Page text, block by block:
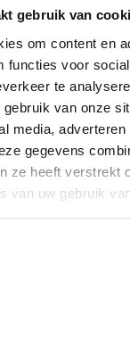
gebruik van
om content en
functies voor
te
van onze
media,
gegevens
ze heeft verstrekt
van uw gebruik
Fineer let
INFORMATIE